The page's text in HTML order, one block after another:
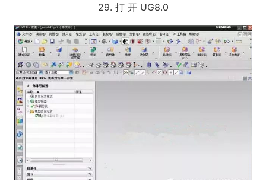
29. 打 开 UG8.0